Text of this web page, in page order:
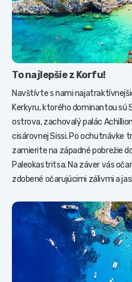
To najlepšie z Korfu!
Navštívte s nami
Kerkyru, ktorého dominantou sú
ostrova, zachovalý palác
cisárovnej Sissi. Po ochutnávke
zamierite na západné pobrežie
Paleokastritsa. Na záver vás
zdobené očarujúcimi zálivmi a